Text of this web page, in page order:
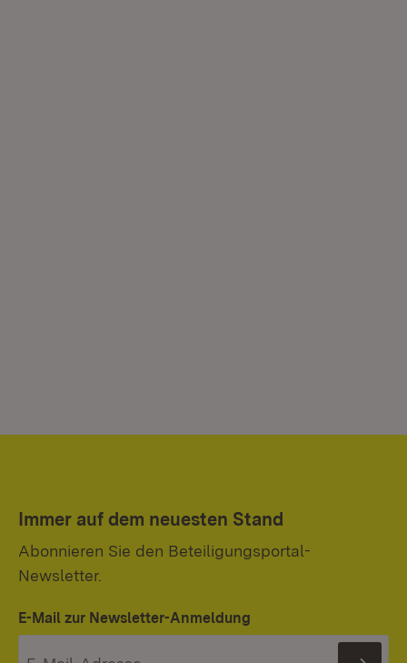
Immer auf dem neuesten Stand
Abonnieren Sie den Beteiligungsportal-
Newsletter.
E-Mail zur Newsletter-Anmeldung